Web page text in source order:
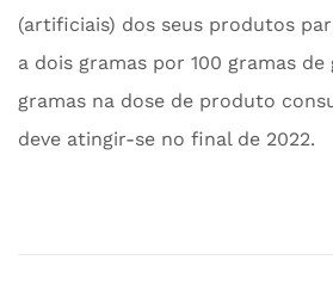
(artificiais) dos seus produtos
a dois gramas por 100 gramas
gramas na dose de produto
deve atingir-se no final de 2022.